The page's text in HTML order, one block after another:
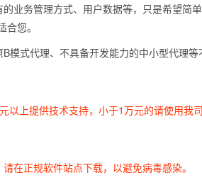
业务管理方式、用户数据等，只是希望简
您。
B模式代理、不具备开发能力的中小型代理
以上提供技术支持，小于1万元的请使用我
在正规软件站点下载，以避免病毒感染。